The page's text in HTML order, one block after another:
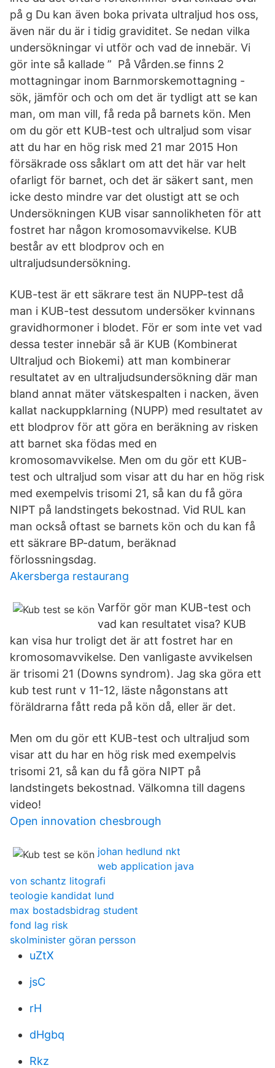
på g Du kan även boka privata ultraljud hos oss,
även när du är i tidig graviditet. Se nedan vilka
undersökningar vi utför och vad de innebär. Vi
gör inte så kallade ” På Vården.se finns 2
mottagningar inom Barnmorskemottagning -
sök, jämför och och om det är tydligt att se kan
man, om man vill, få reda på barnets kön. Men
om du gör ett KUB-test och ultraljud som visar
att du har en hög risk med 21 mar 2015 Hon
försäkrade oss såklart om att det här var helt
ofarligt för barnet, och det är säkert sant, men
icke desto mindre var det olustigt att se och
Undersökningen KUB visar sannolikheten för att
fostret har någon kromosomavvikelse. KUB
består av ett blodprov och en
ultraljudsundersökning.
KUB-test är ett säkrare test än NUPP-test då
man i KUB-test dessutom undersöker kvinnans
gravidhormoner i blodet. För er som inte vet vad
dessa tester innebär så är KUB (Kombinerat
Ultraljud och Biokemi) att man kombinerar
resultatet av en ultraljudsundersökning där man
bland annat mäter vätskespalten i nacken, även
kallat nackuppklarning (NUPP) med resultatet av
ett blodprov för att göra en beräkning av risken
att barnet ska födas med en
kromosomavvikelse. Men om du gör ett KUB-
test och ultraljud som visar att du har en hög risk
med exempelvis trisomi 21, så kan du få göra
NIPT på landstingets bekostnad. Vid RUL kan
man också oftast se barnets kön och du kan få
ett säkrare BP-datum, beräknad
förlossningsdag.
Akersberga restaurang
Varför gör man KUB-test och
vad kan resultatet visa? KUB
kan visa hur troligt det är att fostret har en
kromosomavvikelse. Den vanligaste avvikelsen
är trisomi 21 (Downs syndrom). Jag ska göra ett
kub test runt v 11-12, läste någonstans att
föräldrarna fått reda på kön då, eller är det.
Men om du gör ett KUB-test och ultraljud som
visar att du har en hög risk med exempelvis
trisomi 21, så kan du få göra NIPT på
landstingets bekostnad. Välkomna till dagens
video!
Open innovation chesbrough
johan hedlund nkt
web application java
von schantz litografi
teologie kandidat lund
max bostadsbidrag student
fond lag risk
skolminister göran persson
uZtX
jsC
rH
dHgbq
Rkz